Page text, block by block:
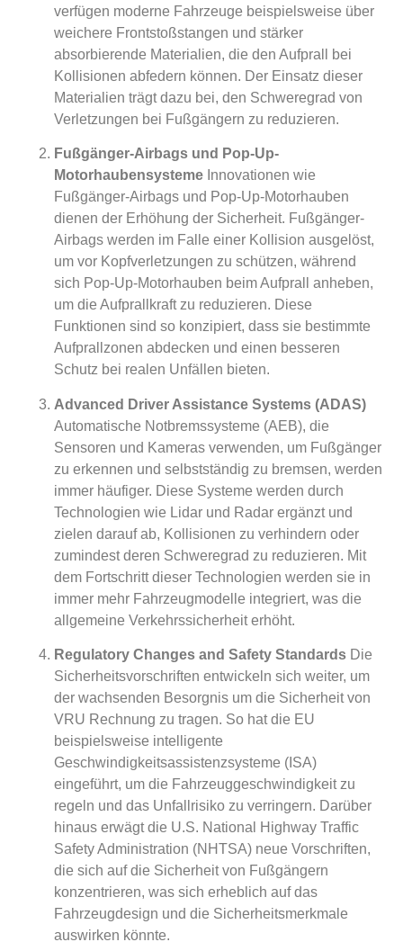
verfügen moderne Fahrzeuge beispielsweise über
weichere Frontstoßstangen und stärker
absorbierende Materialien, die den Aufprall bei
Kollisionen abfedern können. Der Einsatz dieser
Materialien trägt dazu bei, den Schweregrad von
Verletzungen bei Fußgängern zu reduzieren.
Fußgänger-Airbags und Pop-Up-
Motorhaubensysteme Innovationen wie
Fußgänger-Airbags und Pop-Up-Motorhauben
dienen der Erhöhung der Sicherheit. Fußgänger-
Airbags werden im Falle einer Kollision ausgelöst,
um vor Kopfverletzungen zu schützen, während
sich Pop-Up-Motorhauben beim Aufprall anheben,
um die Aufprallkraft zu reduzieren. Diese
Funktionen sind so konzipiert, dass sie bestimmte
Aufprallzonen abdecken und einen besseren
Schutz bei realen Unfällen bieten.
Advanced Driver Assistance Systems (ADAS)
Automatische Notbremssysteme (AEB), die
Sensoren und Kameras verwenden, um Fußgänger
zu erkennen und selbstständig zu bremsen, werden
immer häufiger. Diese Systeme werden durch
Technologien wie Lidar und Radar ergänzt und
zielen darauf ab, Kollisionen zu verhindern oder
zumindest deren Schweregrad zu reduzieren. Mit
dem Fortschritt dieser Technologien werden sie in
immer mehr Fahrzeugmodelle integriert, was die
allgemeine Verkehrssicherheit erhöht.
Regulatory Changes and Safety Standards Die
Sicherheitsvorschriften entwickeln sich weiter, um
der wachsenden Besorgnis um die Sicherheit von
VRU Rechnung zu tragen. So hat die EU
beispielsweise intelligente
Geschwindigkeitsassistenzsysteme (ISA)
eingeführt, um die Fahrzeuggeschwindigkeit zu
regeln und das Unfallrisiko zu verringern. Darüber
hinaus erwägt die U.S. National Highway Traffic
Safety Administration (NHTSA) neue Vorschriften,
die sich auf die Sicherheit von Fußgängern
konzentrieren, was sich erheblich auf das
Fahrzeugdesign und die Sicherheitsmerkmale
auswirken könnte.